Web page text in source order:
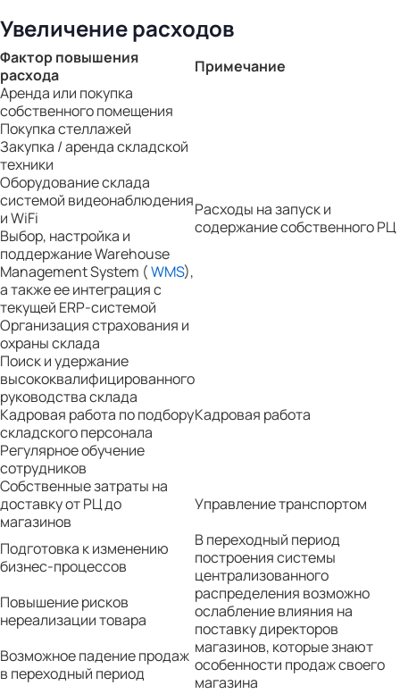
Увеличение расходов
Фактор повышения
расхода
Примечание
Аренда или покупка
собственного помещения
Расходы на запуск и
содержание собственного РЦ
Покупка стеллажей
Закупка / аренда складской
техники
Оборудование склада
системой видеонаблюдения
и WiFi
Выбор, настройка и
поддержание Warehouse
Management System (WMS),
а также ее интеграция с
текущей ERP-системой
Организация страхования и
охраны склада
Поиск и удержание
высококвалифицированного
руководства склада
Кадровая работа
Кадровая работа по подбору
складского персонала
Регулярное обучение
сотрудников
Собственные затраты на
доставку от РЦ до
магазинов
Управление транспортом
Подготовка к изменению
бизнес-процессов
В переходный период
построения системы
централизованного
распределения возможно
ослабление влияния на
поставку директоров
магазинов, которые знают
особенности продаж своего
магазина
Повышение рисков
нереализации товара
Возможное падение продаж
в переходный период